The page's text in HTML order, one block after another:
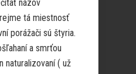
názov
tá miestnosť
porážači sú štyria.
a smrťou
naturalizovaní ( už